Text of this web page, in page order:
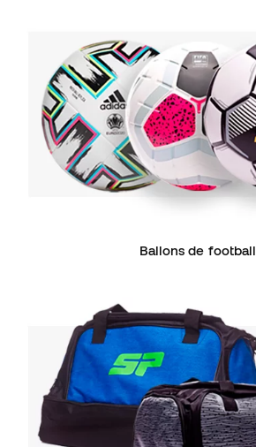
Ballons de football